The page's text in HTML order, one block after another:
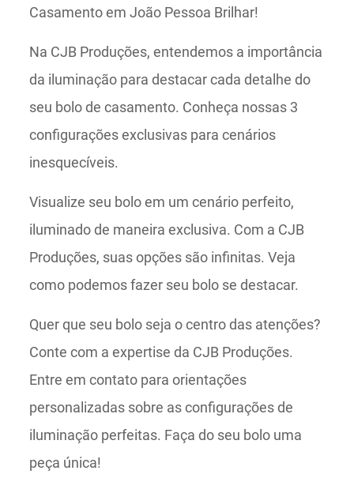
Casamento em João Pessoa Brilhar!
Na CJB Produções, entendemos a importância
da iluminação para destacar cada detalhe do
seu bolo de casamento. Conheça nossas 3
configurações exclusivas para cenários
inesquecíveis.
Visualize seu bolo em um cenário perfeito,
iluminado de maneira exclusiva. Com a CJB
Produções, suas opções são infinitas. Veja
como podemos fazer seu bolo se destacar.
Quer que seu bolo seja o centro das atenções?
Conte com a expertise da CJB Produções.
Entre em contato para orientações
personalizadas sobre as configurações de
iluminação perfeitas. Faça do seu bolo uma
peça única!